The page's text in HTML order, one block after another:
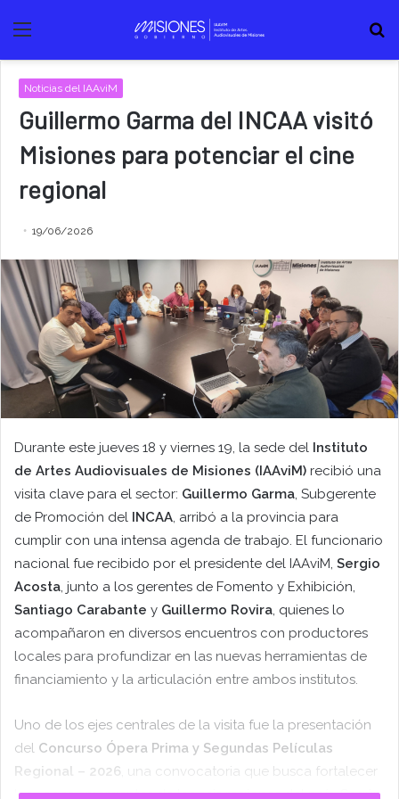
Noticias del IAAviM
Guillermo Garma del INCAA visitó
Misiones para potenciar el cine
regional
19/06/2026
Durante este jueves 18 y viernes 19, la sede del Instituto
de Artes Audiovisuales de Misiones (IAAviM) recibió una
visita clave para el sector: Guillermo Garma, Subgerente
de Promoción del INCAA, arribó a la provincia para
cumplir con una intensa agenda de trabajo. El funcionario
nacional fue recibido por el presidente del IAAviM, Sergio
Acosta, junto a los gerentes de Fomento y Exhibición,
Santiago Carabante y Guillermo Rovira, quienes lo
acompañaron en diversos encuentros con productores
locales para profundizar en las nuevas herramientas de
financiamiento y la articulación entre ambos institutos.
Uno de los ejes centrales de la visita fue la presentación
del Concurso Ópera Prima y Segundas Películas
Regional – 2026 , una convocatoria que busca fortalecer
las voces emergentes de las seis regiones del país. Según